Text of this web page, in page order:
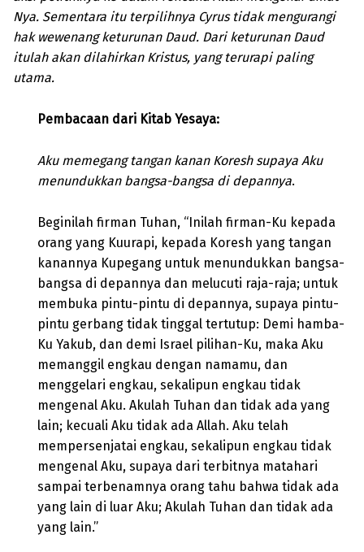
Nya. Sementara itu terpilihnya Cyrus tidak mengurangi
hak wewenang keturunan Daud. Dari keturunan Daud
itulah akan dilahirkan Kristus, yang terurapi paling
utama.
Pembacaan dari Kitab Yesaya:
Aku memegang tangan kanan Koresh supaya Aku
menundukkan bangsa-bangsa di depannya.
Beginilah firman Tuhan, “Inilah firman-Ku kepada
orang yang Kuurapi, kepada Koresh yang tangan
kanannya Kupegang untuk menundukkan bangsa-
bangsa di depannya dan melucuti raja-raja; untuk
membuka pintu-pintu di depannya, supaya pintu-
pintu gerbang tidak tinggal tertutup: Demi hamba-
Ku Yakub, dan demi Israel pilihan-Ku, maka Aku
memanggil engkau dengan namamu, dan
menggelari engkau, sekalipun engkau tidak
mengenal Aku. Akulah Tuhan dan tidak ada yang
lain; kecuali Aku tidak ada Allah. Aku telah
mempersenjatai engkau, sekalipun engkau tidak
mengenal Aku, supaya dari terbitnya matahari
sampai terbenamnya orang tahu bahwa tidak ada
yang lain di luar Aku; Akulah Tuhan dan tidak ada
yang lain.”